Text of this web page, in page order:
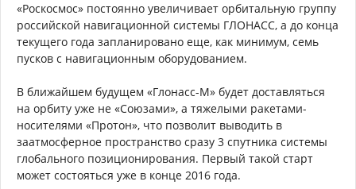
«Роскосмос» постоянно увеличивает орбитальную группу
российской навигационной системы ГЛОНАСС, а до конца
текущего года запланировано еще, как минимум, семь
пусков с навигационным оборудованием.
В ближайшем будущем «Глонасс-М» будет доставляться
на орбиту уже не «Союзами», а тяжелыми ракетами-
носителями «Протон», что позволит выводить в
заатмосферное пространство сразу 3 спутника системы
глобального позиционирования. Первый такой старт
может состояться уже в конце 2016 года.